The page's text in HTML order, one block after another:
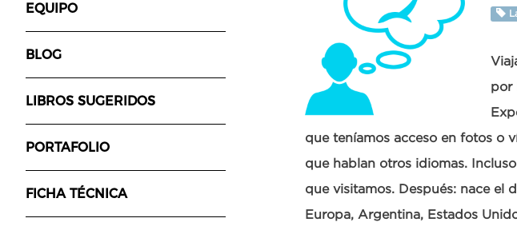
EQUIPO
BLOG
LIBROS SUGERIDOS
PORTAFOLIO
FICHA TÉCNICA
por
que teníamos acceso en fotos o
que hablan otros idiomas.
que visitamos. Después: nace el
Europa, Argentina, Estados